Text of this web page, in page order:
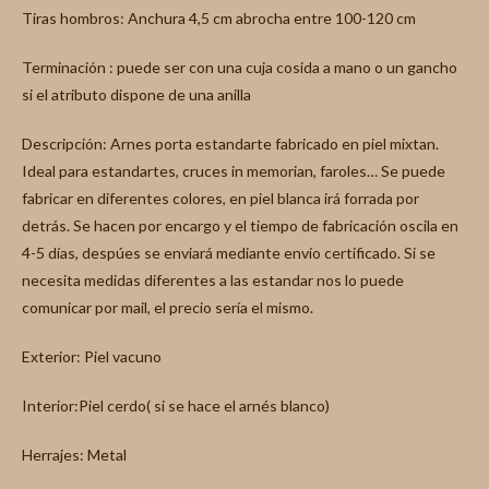
Tiras hombros: Anchura 4,5 cm abrocha entre 100-120 cm
Terminación : puede ser con una cuja cosida a mano o un gancho
si el atributo dispone de una anilla
Descripción: Arnes porta estandarte fabricado en piel mixtan.
Ideal para estandartes, cruces in memorian, faroles… Se puede
fabricar en diferentes colores, en piel blanca irá forrada por
detrás. Se hacen por encargo y el tiempo de fabricación oscila en
4-5 días, despúes se enviará mediante envío certificado. Si se
necesita medidas diferentes a las estandar nos lo puede
comunicar por mail, el precio sería el mismo.
Exterior: Piel vacuno
Interior:Piel cerdo( si se hace el arnés blanco)
Herrajes: Metal